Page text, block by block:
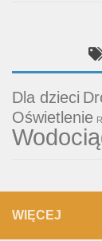
Dla dzieci
Oświetlenie
WIĘCEJ